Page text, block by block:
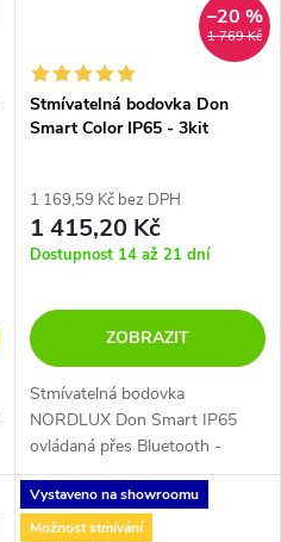
1 769 Kč
–20 %
Stmívatelná bodovka Don
Smart Color IP65 - 3kit
1 169,59 Kč bez DPH
1 415,20 Kč
Dostupnost 14 až 21 dní
ZOBRAZIT
Stmívatelná bodovka
NORDLUX Don Smart IP65
ovládaná přes Bluetooth -
černá nebo bílá. V balení 3ks.
Vystaveno na showroomu
Možnost stmívání